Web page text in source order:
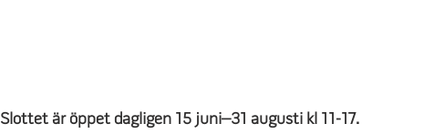
Slottet är öppet dagligen 15 juni–31 augusti kl 11-17.